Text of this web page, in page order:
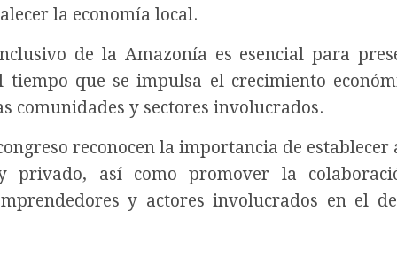
la economía local.
de la Amazonía es esencial para
que se impulsa el crecimiento
comunidades y sectores involucrados.
reconocen la importancia de establecer
privado, así como promover la
y actores involucrados en el